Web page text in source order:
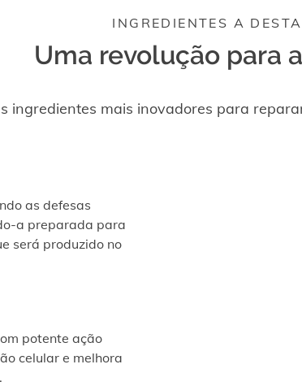
INGREDIENTES A
Uma revolução para
ingredientes mais inovadores para
as defesas
a preparada para
será produzido no
potente ação
celular e melhora